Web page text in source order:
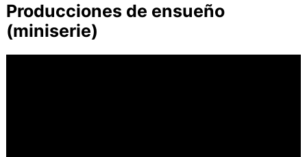
Producciones de ensueño
(miniserie)